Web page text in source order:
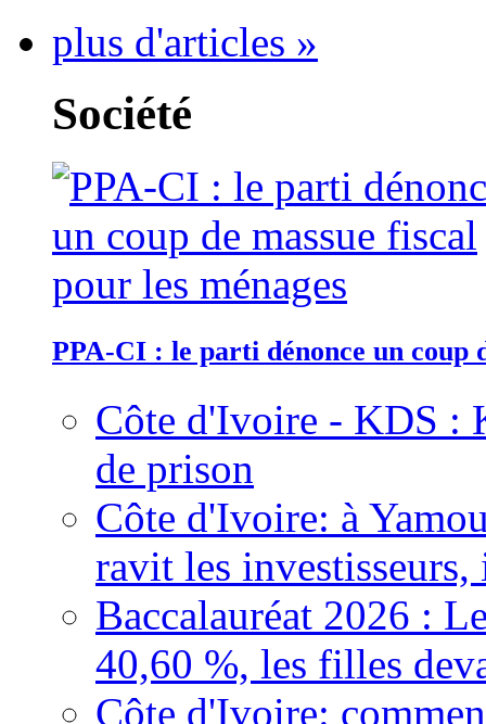
plus d'articles »
Société
PPA-CI : le parti dénonce un coup
Côte d'Ivoire - KDS :
de prison
Côte d'Ivoire: à
ravit les
Baccalauréat 2026 :
40,60 %, les filles
Côte d'Ivoire: